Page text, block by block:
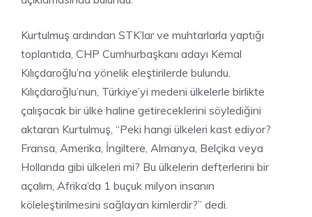
Kurtulmuş ardından STK’lar ve muhtarlarla yaptığı
toplantıda, CHP Cumhurbaşkanı adayı Kemal
Kılıçdaroğlu’na yönelik eleştirilerde bulundu.
Kılıçdaroğlu’nun, Türkiye’yi medeni ülkelerle birlikte
çalışacak bir ülke haline getireceklerini söylediğini
aktaran Kurtulmuş, “Peki hangi ülkeleri kast ediyor?
Fransa, Amerika, İngiltere, Almanya, Belçika veya
Hollanda gibi ülkeleri mi? Bu ülkelerin defterlerini bir
açalım, Afrika’da 1 buçuk milyon insanın
köleleştirilmesini sağlayan kimlerdir?” dedi.